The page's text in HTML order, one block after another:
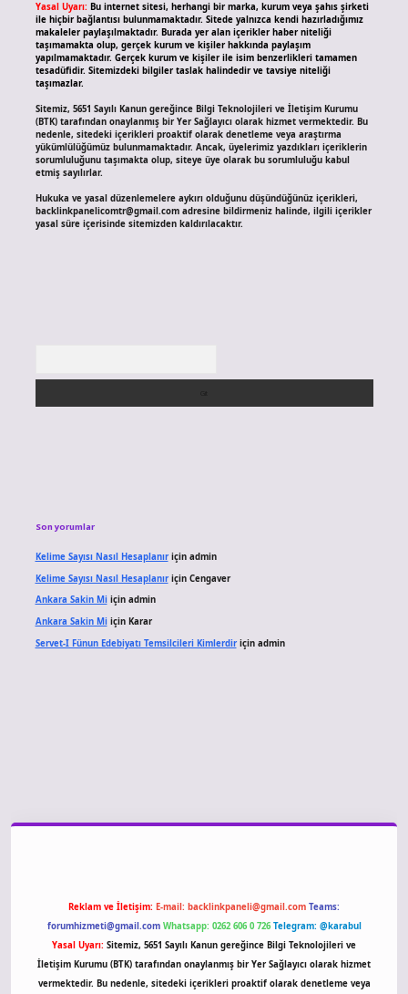
Yasal Uyarı: Bu internet sitesi, herhangi bir marka, kurum veya şahıs şirketi
ile hiçbir bağlantısı bulunmamaktadır. Sitede yalnızca kendi hazırladığımız
makaleler paylaşılmaktadır. Burada yer alan içerikler haber niteliği
taşımamakta olup, gerçek kurum ve kişiler hakkında paylaşım
yapılmamaktadır. Gerçek kurum ve kişiler ile isim benzerlikleri tamamen
tesadüfidir. Sitemizdeki bilgiler taslak halindedir ve tavsiye niteliği
taşımazlar.
Sitemiz, 5651 Sayılı Kanun gereğince Bilgi Teknolojileri ve İletişim Kurumu
(BTK) tarafından onaylanmış bir Yer Sağlayıcı olarak hizmet vermektedir. Bu
nedenle, sitedeki içerikleri proaktif olarak denetleme veya araştırma
yükümlülüğümüz bulunmamaktadır. Ancak, üyelerimiz yazdıkları içeriklerin
sorumluluğunu taşımakta olup, siteye üye olarak bu sorumluluğu kabul
etmiş sayılırlar.
Hukuka ve yasal düzenlemelere aykırı olduğunu düşündüğünüz içerikleri,
backlinkpanelicomtr@gmail.comadresine bildirmeniz halinde, ilgili içerikler
yasal süre içerisinde sitemizden kaldırılacaktır.
Son yorumlar
Kelime Sayısı Nasıl Hesaplanıriçin admin
Kelime Sayısı Nasıl Hesaplanıriçin Cengaver
Ankara Sakin Miiçin admin
Ankara Sakin Miiçin Karar
Servet-I Fünun Edebiyatı Temsilcileri Kimlerdiriçin admin
Reklam ve İletişim: E-mail: backlinkpaneli@gmail.com Teams:
forumhizmeti@gmail.com Whatsapp: 0262 606 0 726 Telegram: @karabul
Yasal Uyarı: Sitemiz, 5651 Sayılı Kanun gereğince Bilgi Teknolojileri ve
İletişim Kurumu (BTK) tarafından onaylanmış bir Yer Sağlayıcı olarak hizmet
vermektedir. Bu nedenle, sitedeki içerikleri proaktif olarak denetleme veya